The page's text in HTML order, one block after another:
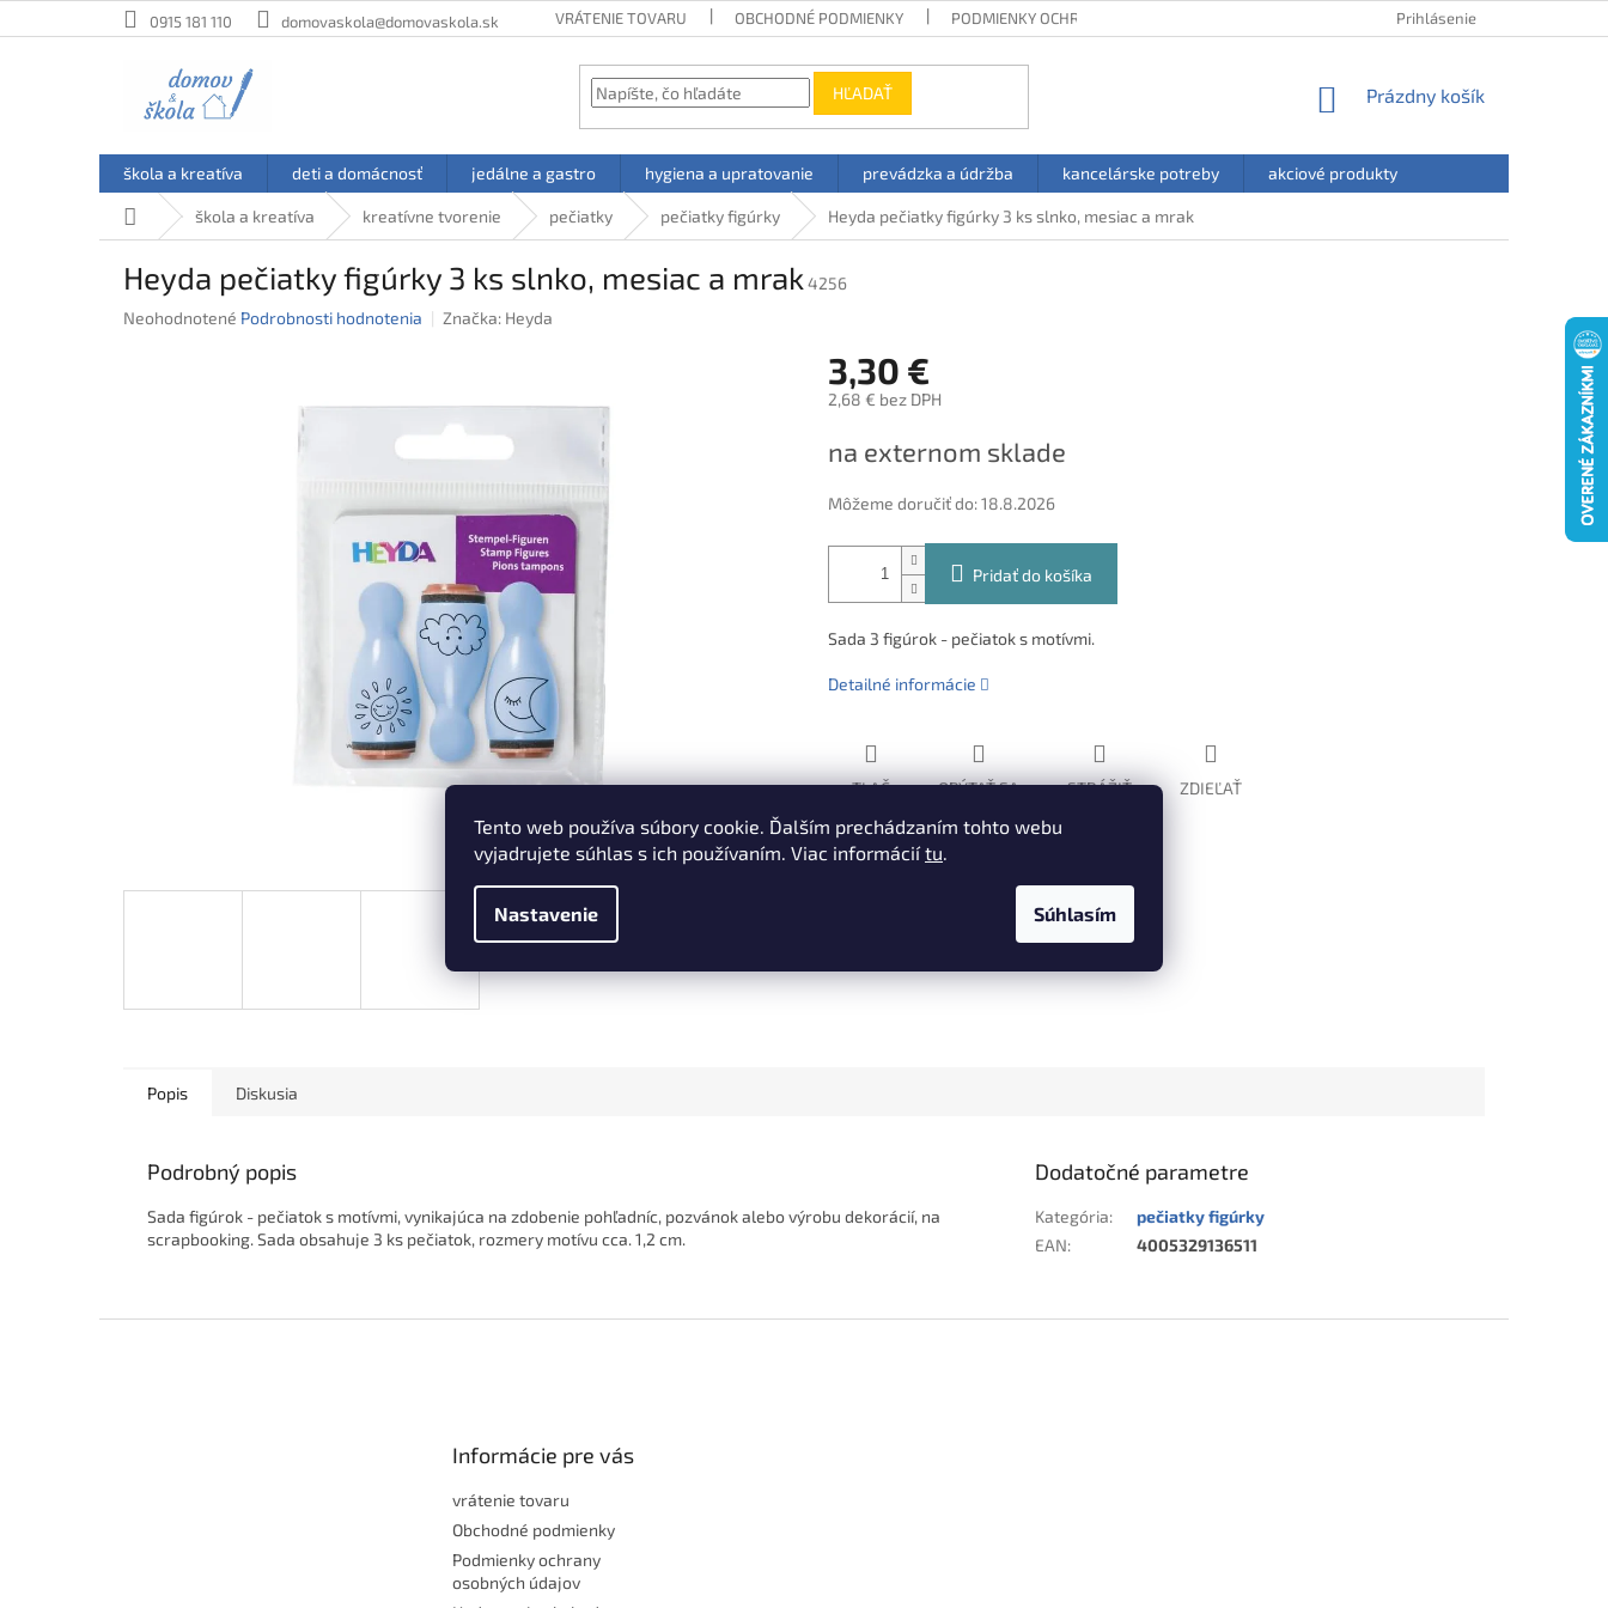
Tento web používa súbory cookie. Ďalším prechádzaním tohto webu
vyjadrujete súhlas s ich používaním. Viac informáciítu.
Nastavenie Súhlasím
na
0915 181 110 domovaskola@domovaskola.sk VRÁTENIE TOVARU OBCHODNÉ PODMIENKY PODMIENKY OCHRANY OSOBNÝCH ÚDAJOV HODNOTENIE OBCHODU
Prihlásenie
HĽADAŤ
NÁKUPNÝ
Prázdny košík
škola a kreatíva deti a domácnosť jedálne a gastro hygiena a upratovanie prevádzka a údržba kancelárske potreby akciové produkty
Domovškola a kreatíva kreatívne tvorenie pečiatky pečiatky figúrky Heyda pečiatky figúrky 3 ks slnko, mesiac a mrak
Heyda pečiatky figúrky 3 ks slnko, mesiac a mrak 4256
Priemerné
Neohodnotené Podrobnosti hodnotenia Značka: Heyda
3,30 €
2,68 € bez DPH
cena:
na externom sklade
Môžeme doručiť do:18.8.2026
Pridať do košíka
Sada 3 figúrok - pečiatok s motívmi.
Detailné informácie
TLAČ OPÝTAŤ SA STRÁŽIŤ ZDIEĽAŤ
Popis Diskusia
Podrobný popis
Sada figúrok - pečiatok s motívmi, vynikajúca na zdobenie pohľadníc, pozvánok alebo výrobu dekorácií, na
scrapbooking. Sada obsahuje 3 ks pečiatok, rozmery motívu cca. 1,2 cm.
Dodatočné parametre
Kategória:
pečiatky figúrky
EAN: 4005329136511
Informácie pre vás
vrátenie tovaru
Obchodné podmienky
Podmienky ochrany
osobných údajov